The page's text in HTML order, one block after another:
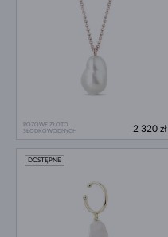
RÓŻOWE ZŁOTO
SŁODKOWODNYCH
2 320 zł
DOSTĘPNE